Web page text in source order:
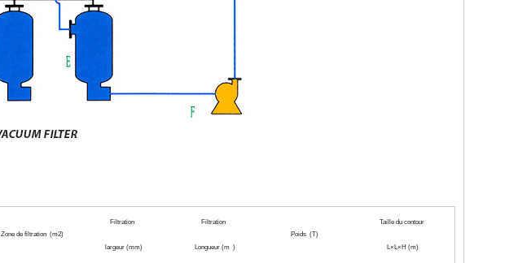
Zone de filtration (m2)
Filtration
largeur (mm)
Filtration
Longueur (m )
Poids (T)
Taille du contour
L×L×H (m)